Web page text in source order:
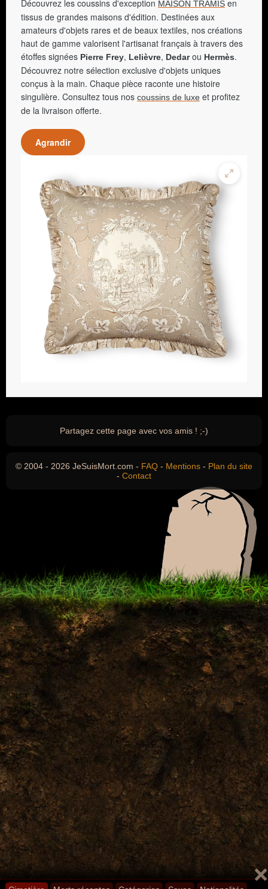
Découvrez les coussins d'exception MAISON TRAMIS en
tissus de grandes maisons d'édition. Destinées aux
amateurs d'objets rares et de beaux textiles, nos créations
haut de gamme valorisent l'artisanat français à travers des
étoffes signées Pierre Frey, Lelièvre, Dedarou Hermès.
Découvrez notre sélection exclusive d'objets uniques
conçus à la main. Chaque pièce raconte une histoire
singulière. Consultez tous nos coussins de luxe et profitez
de la livraison offerte.
Agrandir
Partagez cette page avec vos amis ! ;-)
© 2004 - 2026 JeSuisMort.com - FAQ - Mentions - Plan du site
- Contact